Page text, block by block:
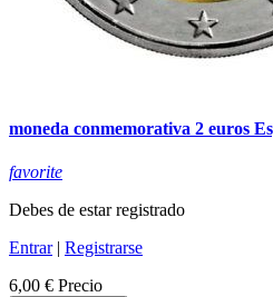
moneda conmemorativa 2 euros
favorite
Debes de estar registrado
Entrar| Registrarse
6,00 € Precio